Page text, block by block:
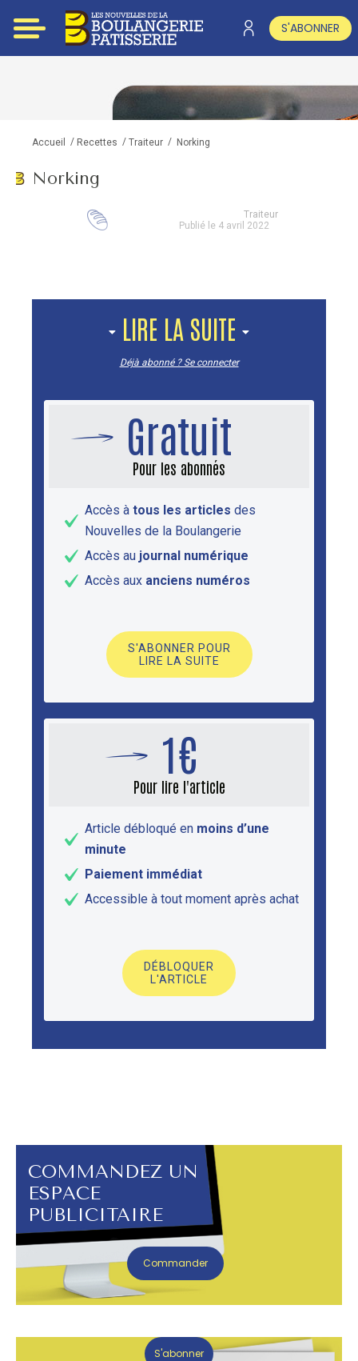
S'ABONNER
Accueil / Recettes / Traiteur / Norking
Norking
Traiteur
Publié le 4 avril 2022
LIRE LA SUITE
Déjà abonné ? Se connecter
Gratuit
Pour les abonnés
Accès à tous les articles des
Nouvelles de la Boulangerie
Accès au journal numérique
Accès aux anciens numéros
S'ABONNER POUR
LIRE LA SUITE
1€
Pour lire l'article
Article débloqué en moins d’une
minute
Paiement immédiat
Accessible à tout moment après achat
DÉBLOQUER
L'ARTICLE
COMMANDEZ UN
ESPACE
PUBLICITAIRE
Commander
S'abonner